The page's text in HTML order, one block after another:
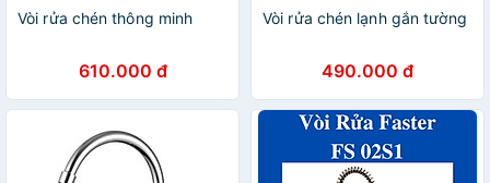
Vòi rửa chén thông minh
610.000 đ
Vòi rửa chén lạnh gắn tường
490.000 đ